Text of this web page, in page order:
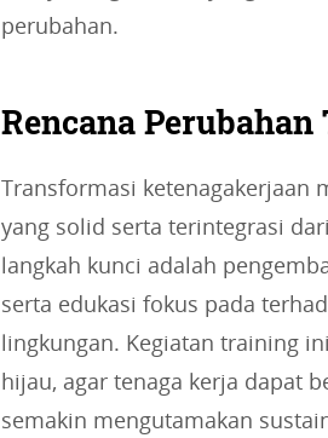
perubahan.
Rencana Perubahan
Transformasi ketenagakerjaan
yang solid serta terintegrasi
langkah kunci adalah
serta edukasi fokus pada
lingkungan. Kegiatan training
hijau, agar tenaga kerja dapat
semakin mengutamakan